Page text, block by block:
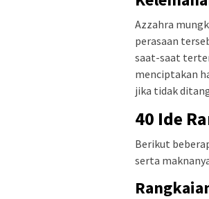
Azzahra
perasaan
saat-saat
menciptakan
jika tidak
40 Ide
Berikut
serta